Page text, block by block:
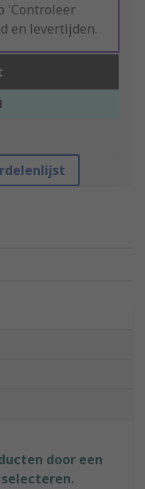
'Controleer
en levertijden.
door een